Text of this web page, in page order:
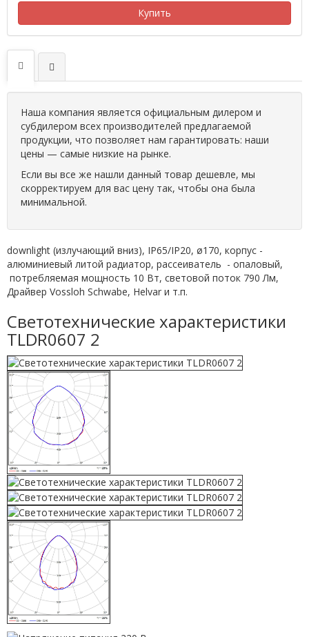
Купить
Наша компания является официальным дилером и
субдилером всех производителей предлагаемой
продукции, что позволяет нам гарантировать: наши
цены — самые низкие на рынке.
Если вы все же нашли данный товар дешевле, мы
скорректируем для вас цену так, чтобы она была
минимальной.
downlight (излучающий вниз), IP65/IP20, ø170, корпус -
алюминиевый литой радиатор, рассеиватель - опаловый,
потребляемая мощность 10 Вт, световой поток 790 Лм,
Драйвер Vossloh Schwabe, Helvar и т.п.
Светотехнические характеристики
TLDR0607 2